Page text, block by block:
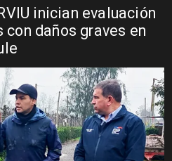
inician evaluación
daños graves en